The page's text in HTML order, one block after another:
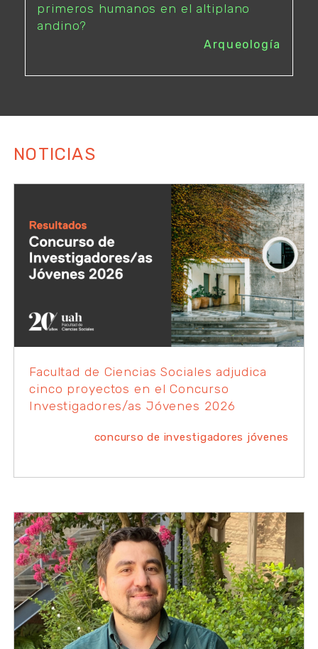
primeros humanos en el altiplano
andino?
Arqueología
NOTICIAS
Facultad de Ciencias Sociales adjudica
cinco proyectos en el Concurso
Investigadores/as Jóvenes 2026
concurso de investigadores jóvenes